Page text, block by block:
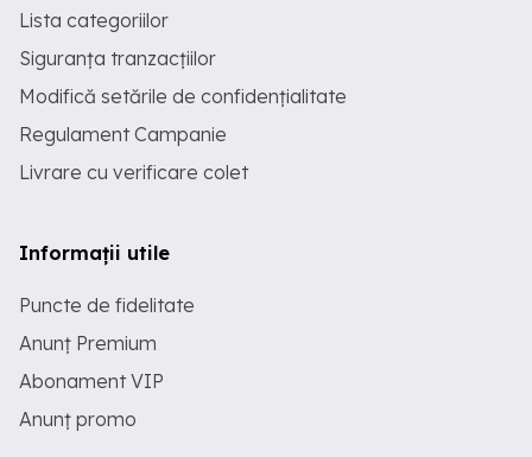
Lista categoriilor
Siguranța tranzacțiilor
Modifică setările de confidențialitate
Regulament Campanie
Livrare cu verificare colet
Informații utile
Puncte de fidelitate
Anunț Premium
Abonament VIP
Anunț promo